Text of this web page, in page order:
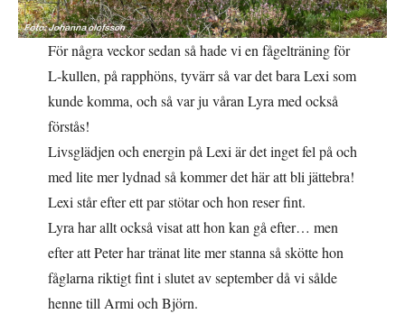
För några veckor sedan så hade vi en fågelträning för
L-kullen, på rapphöns, tyvärr så var det bara Lexi som
kunde komma, och så var ju våran Lyra med också
förstås!
Livsglädjen och energin på Lexi är det inget fel på och
med lite mer lydnad så kommer det här att bli jättebra!
Lexi står efter ett par stötar och hon reser fint.
Lyra har allt också visat att hon kan gå efter… men
efter att Peter har tränat lite mer stanna så skötte hon
fåglarna riktigt fint i slutet av september då vi sålde
henne till Armi och Björn.